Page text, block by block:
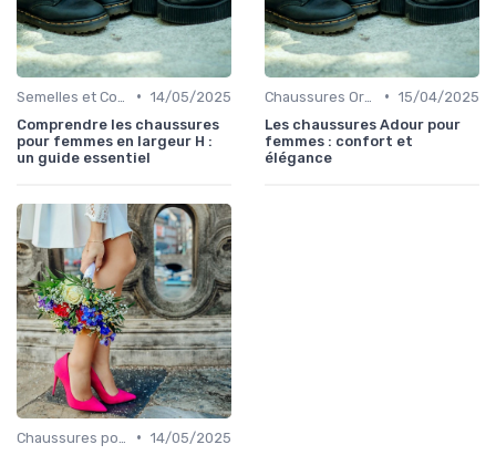
• 14/05/2025
Comprendre les chaussures
pour femmes en largeur H :
un guide essentiel
• 15/04/2025
Les chaussures Adour pour
femmes : confort et
élégance
• 14/05/2025